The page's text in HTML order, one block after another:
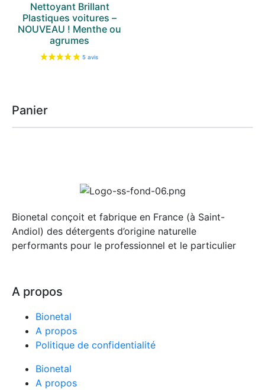
Nettoyant Brillant
Plastiques voitures –
NOUVEAU ! Menthe ou
agrumes
Panier
Bionetal conçoit et fabrique en France (à Saint-
Andiol) des détergents d’origine naturelle
performants pour le professionnel et le particulier
A propos
Bionetal
A propos
Politique de confidentialité
Bionetal
A propos